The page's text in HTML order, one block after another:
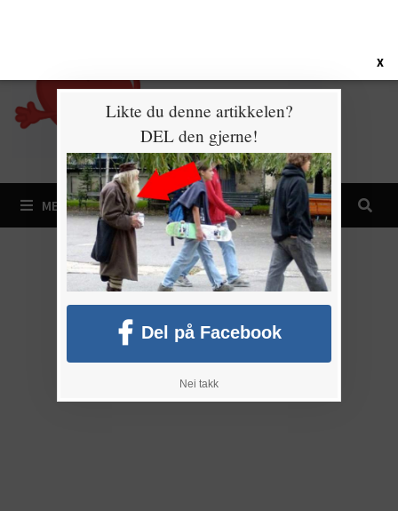
MENY
X
Likte du denne artikkelen?
DEL den gjerne!
Del på Facebook
Nei takk